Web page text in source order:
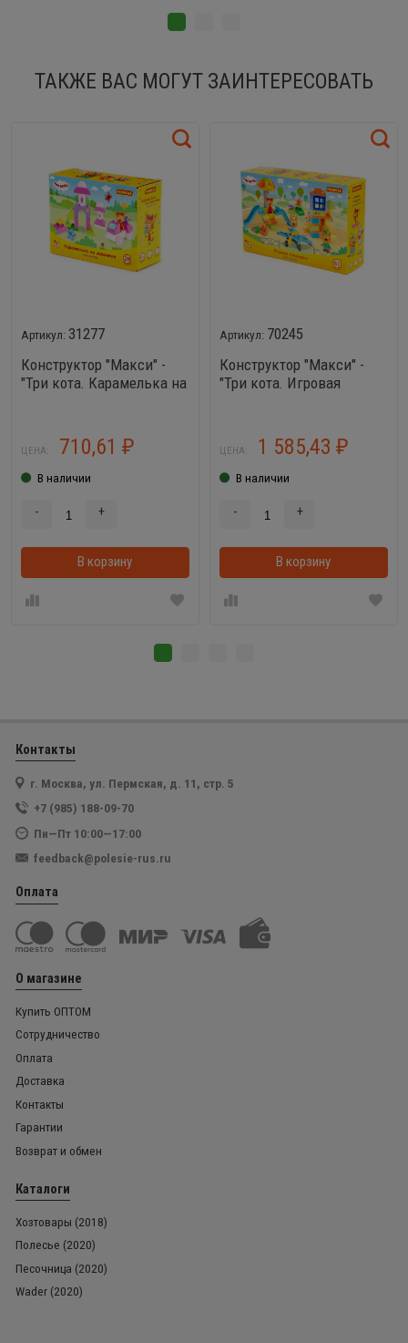
ТАКЖЕ ВАС МОГУТ ЗАИНТЕРЕСОВАТЬ
31277
Конструктор "Макси" -
"Три кота. Карамелька на
ЦЕНА: 710,61 ₽
В наличии
- +
В корзину В корзинке
70245
Конструктор "Макси" -
"Три кота. Игровая
ЦЕНА: 1 585,43 ₽
В наличии
- +
В корзину
Контакты
г. Москва, ул. Пермская, д. 11, стр. 5
+7 (985) 188-09-70
Пн—Пт 10:00—17:00
feedback@polesie-rus.ru
Оплата
О магазине
Купить ОПТОМ
Сотрудничество
Оплата
Доставка
Контакты
Гарантии
Возврат и обмен
Каталоги
Хозтовары (2018)
Полесье (2020)
Песочница (2020)
Wader (2020)